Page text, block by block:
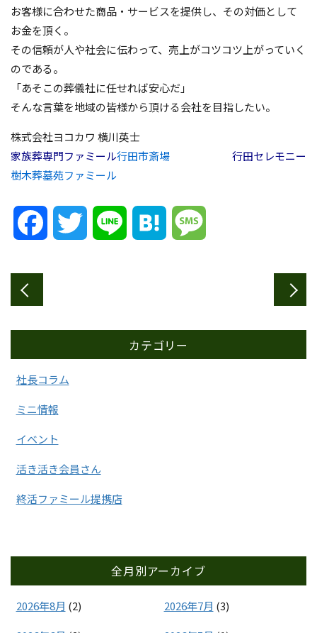
お客様に合わせた商品・サービスを提供し、その対価として
お金を頂く。
その信頼が人や社会に伝わって、売上がコツコツ上がっていく
のである。
「あそこの葬儀社に任せれば安心だ」
そんな言葉を地域の皆様から頂ける会社を目指したい。
株式会社ヨコカワ 横川英士
行田セレモニー
家族葬専門ファミール行田市斎場
樹木葬墓苑ファミール
FacebookTwitter Line Hatena
カテゴリー
社長コラム
ミニ情報
イベント
活き活き会員さん
終活ファミール提携店
全月別アーカイブ
2026年8月 (2) 2026年7月 (3)